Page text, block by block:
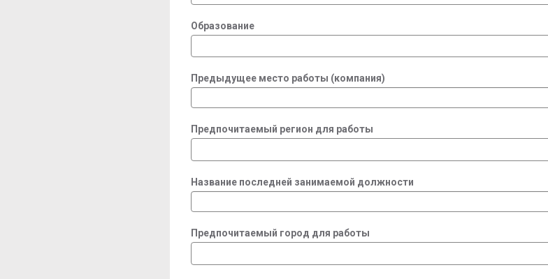
Образование
Предыдущее место работы (компания)
Предпочитаемый регион для работы
Название последней занимаемой должности
Предпочитаемый город для работы